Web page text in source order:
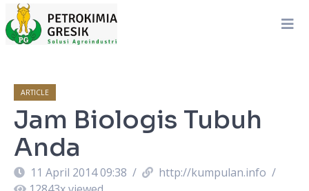
ARTICLE
Jam Biologis Tubuh
Anda
11 April 2014 09:38 / http://kumpulan.info /